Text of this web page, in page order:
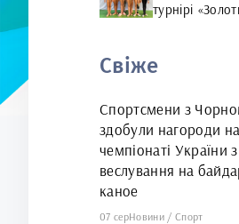
турнірі
Свіже
Спортсмени з
здобули нагороди на
чемпіонаті України з
веслування на
каное
07 серНовини /Спорт